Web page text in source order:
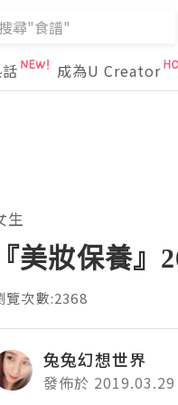
成為U Creator
生
『美妝保養
覽次數:2368
兔兔幻想世界
發佈於 2019.03.29